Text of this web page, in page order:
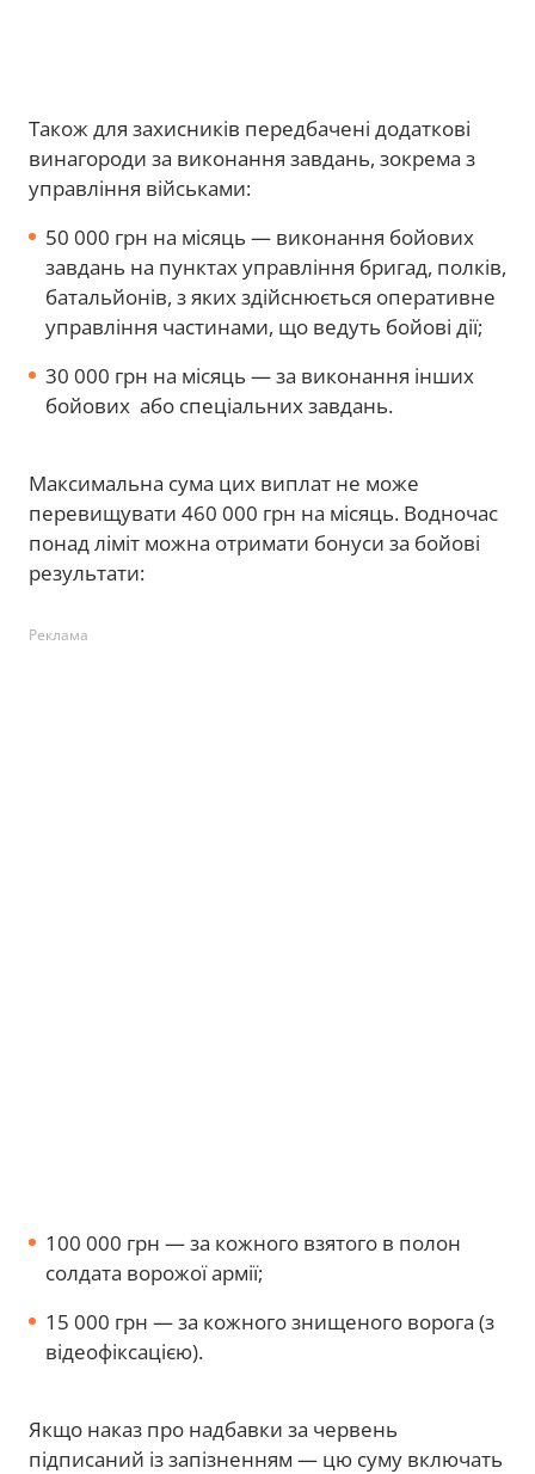
Також для захисників передбачені додаткові
винагороди за виконання завдань, зокрема з
управління військами:
50 000 грн на місяць — виконання бойових
завдань на пунктах управління бригад, полків,
батальйонів, з яких здійснюється оперативне
управління частинами, що ведуть бойові дії;
30 000 грн на місяць — за виконання інших
бойових або спеціальних завдань.
Максимальна сума цих виплат не може
перевищувати 460 000 грн на місяць. Водночас
понад ліміт можна отримати бонуси за бойові
результати:
Реклама
100 000 грн — за кожного взятого в полон
солдата ворожої армії;
15 000 грн — за кожного знищеного ворога (з
відеофіксацією).
Якщо наказ про надбавки за червень
підписаний із запізненням — цю суму включать